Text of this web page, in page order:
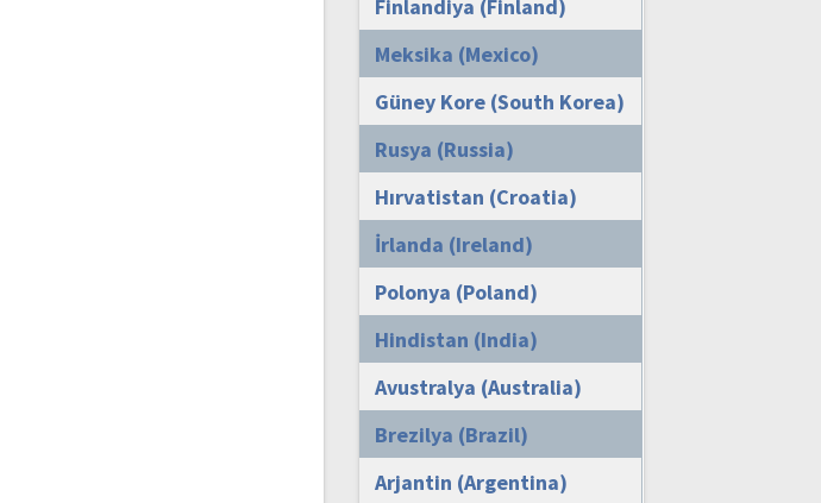
Finlandiya (Finland)
Meksika (Mexico)
Güney Kore (South Korea)
Rusya (Russia)
Hırvatistan (Croatia)
İrlanda (Ireland)
Polonya (Poland)
Hindistan (India)
Avustralya (Australia)
Brezilya (Brazil)
Arjantin (Argentina)